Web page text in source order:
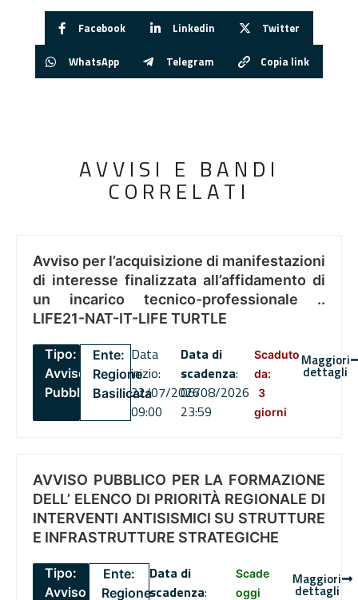
Facebook Linkedin Twitter
WhatsApp Telegram Copia link
AVVISI E BANDI
CORRELATI
Avviso per l’acquisizione di manifestazioni
di interesse finalizzata all’affidamento di
un incarico tecnico-professionale ..
LIFE21-NAT-IT-LIFE TURTLE
Tipo:
Avviso
Pubblico
Ente:
Regione
Basilicata
Data
inizio:
22/07/2026
09:00
Data di
scadenza:
06/08/2026
23:59
Scaduto
da:
3
giorni
Maggiori
dettagli
AVVISO PUBBLICO PER LA FORMAZIONE
DELL’ ELENCO DI PRIORITÀ REGIONALE DI
INTERVENTI ANTISISMICI SU STRUTTURE
E INFRASTRUTTURE STRATEGICHE
Tipo:
Avviso
Ente:
Regione
Data di
scadenza:
Scade
oggi
Maggiori
dettagli